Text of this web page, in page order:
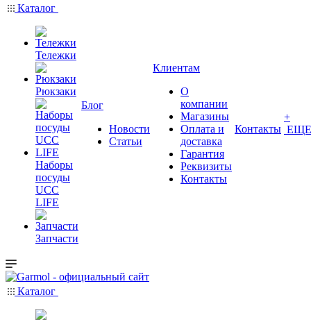
Каталог
Тележки
Рюкзаки
Наборы
посуды
UCC
LIFE
Запчасти
Блог
Новости
Статьи
Клиентам
О
компании
Магазины
Оплата и
доставка
Гарантия
Реквизиты
Контакты
Контакты
+
ЕЩЕ
Каталог